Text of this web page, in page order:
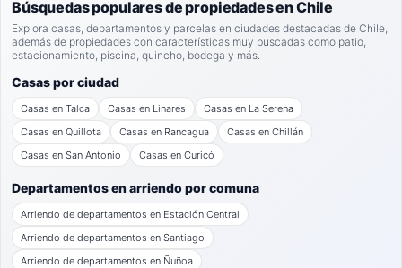
Búsquedas populares de propiedades en Chile
Explora casas, departamentos y parcelas en ciudades destacadas de Chile,
además de propiedades con características muy buscadas como patio,
estacionamiento, piscina, quincho, bodega y más.
Casas por ciudad
Casas en Talca Casas en Linares
Casas en La Serena
Casas en Quillota
Casas en Rancagua
Casas en Chillán
Casas en San Antonio
Casas en Curicó
Departamentos en arriendo por comuna
Arriendo de departamentos en Estación Central
Arriendo de departamentos en Santiago
Arriendo de departamentos en Ñuñoa